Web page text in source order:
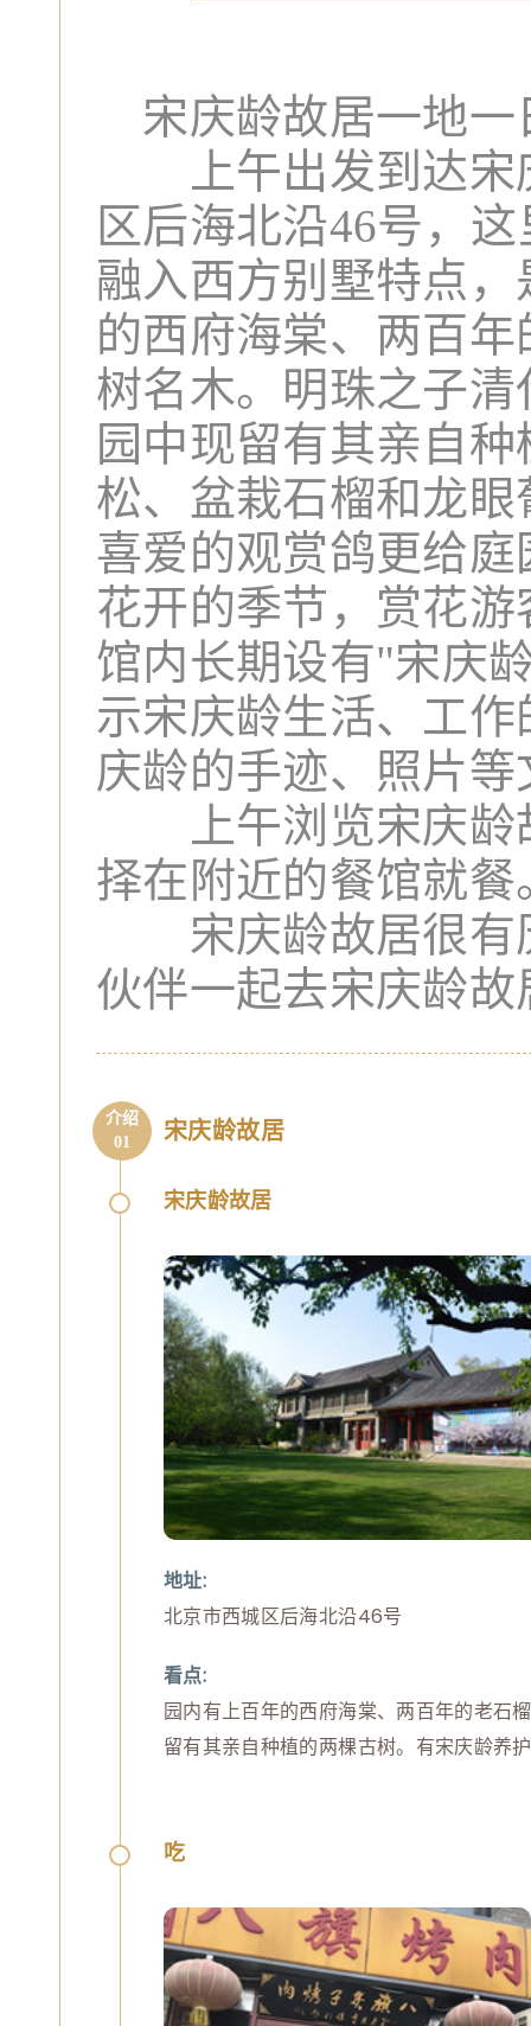
宋庆龄故居一地一
上午出发到达宋
区后海北沿46号，
融入西方别墅特点
的西府海棠、两百
树名木。明珠之子
园中现留有其亲自
松、盆栽石榴和龙
喜爱的观赏鸽更给
花开的季节，赏花
馆内长期设有"宋庆
示宋庆龄生活、工
庆龄的手迹、照片
上午浏览宋庆龄
择在附近的餐馆就餐
宋庆龄故居很有
介绍
01
宋庆龄故居
宋庆龄故居
地址:
看点:
园内有上百年的西府海棠、两百年的老石
留有其亲自种植的两棵古树。有宋庆龄养
吃